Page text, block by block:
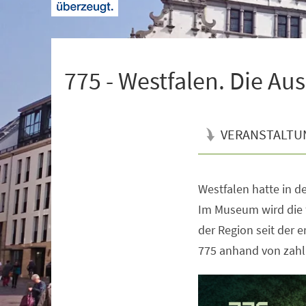
775 - Westfalen. Die
Westfalen hatte in
Im Museum wird
der Region seit der
775 anhand von